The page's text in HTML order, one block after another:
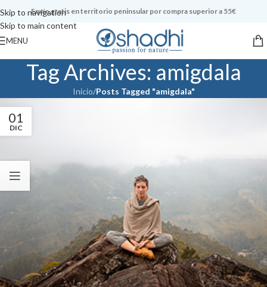
Skip to navigation
Skip to main content
Envío gratis en territorio peninsular por compra superior a 55€
MENU
Tag Archives: amigdala
Inicio/Posts Tagged "amigdala"
01
DIC